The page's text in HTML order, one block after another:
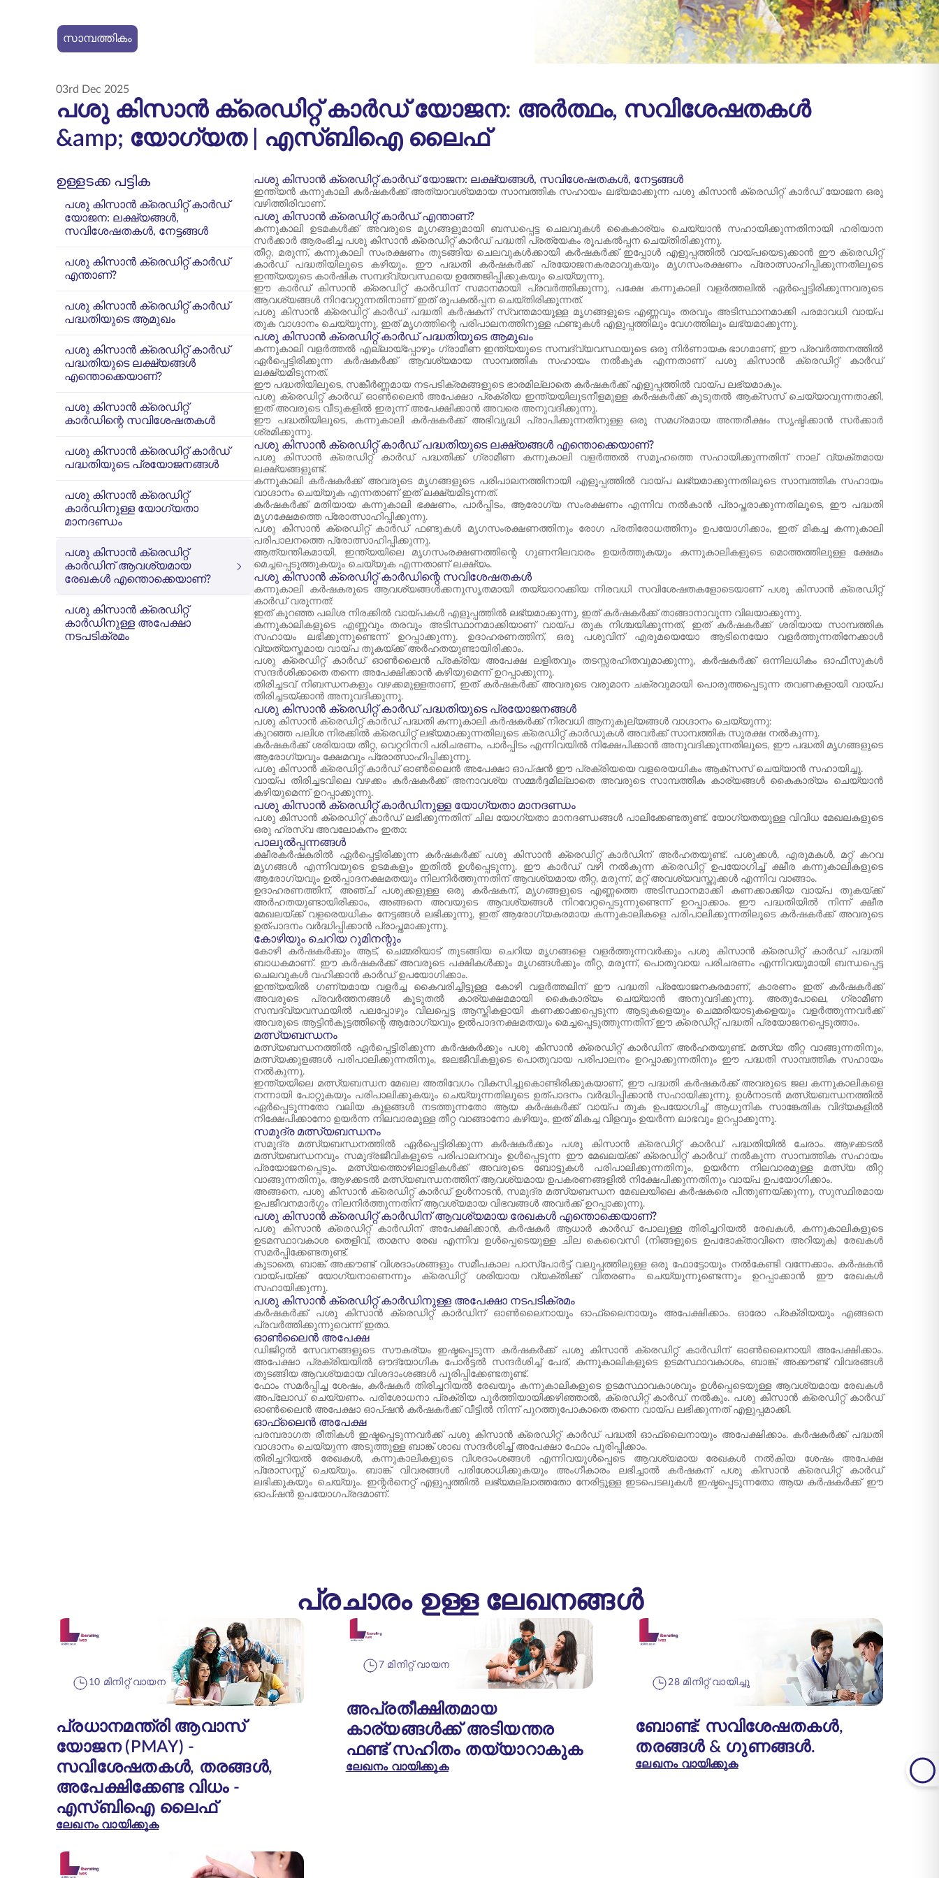
സാമ്പത്തികം
03rd Dec 2025
പശു കിസാൻ ക്രെഡിറ്റ് കാർഡ് യോജന: അർത്ഥം, സവിശേഷതകൾ
&amp; യോഗ്യത | എസ്‌ബി‌ഐ ലൈഫ്
ഉള്ളടക്ക പട്ടിക
പശു കിസാൻ ക്രെഡിറ്റ് കാർഡ്
യോജന: ലക്ഷ്യങ്ങൾ,
സവിശേഷതകൾ, നേട്ടങ്ങൾ
പശു കിസാൻ ക്രെഡിറ്റ് കാർഡ്
എന്താണ്?
പശു കിസാൻ ക്രെഡിറ്റ് കാർഡ്
പദ്ധതിയുടെ ആമുഖം
പശു കിസാൻ ക്രെഡിറ്റ് കാർഡ്
പദ്ധതിയുടെ ലക്ഷ്യങ്ങൾ
എന്തൊക്കെയാണ്?
പശു കിസാൻ ക്രെഡിറ്റ്
കാർഡിന്റെ സവിശേഷതകൾ
പശു കിസാൻ ക്രെഡിറ്റ് കാർഡ്
പദ്ധതിയുടെ പ്രയോജനങ്ങൾ
പശു കിസാൻ ക്രെഡിറ്റ്
കാർഡിനുള്ള യോഗ്യതാ
മാനദണ്ഡം
പശു കിസാൻ ക്രെഡിറ്റ്
കാർഡിന് ആവശ്യമായ
രേഖകൾ എന്തൊക്കെയാണ്?
പശു കിസാൻ ക്രെഡിറ്റ്
കാർഡിനുള്ള അപേക്ഷാ
നടപടിക്രമം
പശു കിസാൻ ക്രെഡിറ്റ് കാർഡ് യോജന: ലക്ഷ്യങ്ങൾ, സവിശേഷതകൾ, നേട്ടങ്ങൾ
ഇന്ത്യൻ കന്നുകാലി കർഷകർക്ക് അത്യാവശ്യമായ സാമ്പത്തിക സഹായം ലഭ്യമാക്കുന്ന പശു കിസാൻ ക്രെഡിറ്റ് കാർഡ് യോജന ഒരു
വഴിത്തിരിവാണ്.
പശു കിസാൻ ക്രെഡിറ്റ് കാർഡ് എന്താണ്?
കന്നുകാലി ഉടമകൾക്ക് അവരുടെ മൃഗങ്ങളുമായി ബന്ധപ്പെട്ട ചെലവുകൾ കൈകാര്യം ചെയ്യാൻ സഹായിക്കുന്നതിനായി ഹരിയാന
സർക്കാർ ആരംഭിച്ച പശു കിസാൻ ക്രെഡിറ്റ് കാർഡ് പദ്ധതി പ്രത്യേകം രൂപകൽപ്പന ചെയ്‌തിരിക്കുന്നു.
തീറ്റ, മരുന്ന്, കന്നുകാലി സംരക്ഷണം തുടങ്ങിയ ചെലവുകൾക്കായി കർഷകർക്ക് ഇപ്പോൾ എളുപ്പത്തിൽ വായ്പയെടുക്കാൻ ഈ ക്രെഡിറ്റ്
കാർഡ് പദ്ധതിയിലൂടെ കഴിയും. ഈ പദ്ധതി കർഷകർക്ക് പ്രയോജനകരമാവുകയും മൃഗസംരക്ഷണം പ്രോത്സാഹിപ്പിക്കുന്നതിലൂടെ
ഇന്ത്യയുടെ കാർഷിക സമ്പദ്‌വ്യവസ്ഥയെ ഉത്തേജിപ്പിക്കുകയും ചെയ്യുന്നു.
ഈ കാർഡ് കിസാൻ ക്രെഡിറ്റ് കാർഡിന് സമാനമായി പ്രവർത്തിക്കുന്നു, പക്ഷേ കന്നുകാലി വളർത്തലിൽ ഏർപ്പെട്ടിരിക്കുന്നവരുടെ
ആവശ്യങ്ങൾ നിറവേറ്റുന്നതിനാണ് ഇത് രൂപകൽപ്പന ചെയ്തിരിക്കുന്നത്.
പശു കിസാൻ ക്രെഡിറ്റ് കാർഡ് പദ്ധതി കർഷകന് സ്വന്തമായുള്ള മൃഗങ്ങളുടെ എണ്ണവും തരവും അടിസ്ഥാനമാക്കി പരമാവധി വായ്പ
തുക വാഗ്ദാനം ചെയ്യുന്നു, ഇത് മൃഗത്തിന്റെ പരിപാലനത്തിനുള്ള ഫണ്ടുകൾ എളുപ്പത്തിലും വേഗത്തിലും ലഭ്യമാക്കുന്നു.
പശു കിസാൻ ക്രെഡിറ്റ് കാർഡ് പദ്ധതിയുടെ ആമുഖം
കന്നുകാലി വളർത്തൽ എല്ലായ്‌പ്പോഴും ഗ്രാമീണ ഇന്ത്യയുടെ സമ്പദ്‌വ്യവസ്ഥയുടെ ഒരു നിർണായക ഭാഗമാണ്, ഈ പ്രവർത്തനത്തിൽ
ഏർപ്പെട്ടിരിക്കുന്ന കർഷകർക്ക് ആവശ്യമായ സാമ്പത്തിക സഹായം നൽകുക എന്നതാണ് പശു കിസാൻ ക്രെഡിറ്റ് കാർഡ്
ലക്ഷ്യമിടുന്നത്.
ഈ പദ്ധതിയിലൂടെ, സങ്കീർണ്ണമായ നടപടിക്രമങ്ങളുടെ ഭാരമില്ലാതെ കർഷകർക്ക് എളുപ്പത്തിൽ വായ്പ ലഭ്യമാകും.
പശു ക്രെഡിറ്റ് കാർഡ് ഓൺലൈൻ അപേക്ഷാ പ്രക്രിയ ഇന്ത്യയിലുടനീളമുള്ള കർഷകർക്ക് കൂടുതൽ ആക്‌സസ് ചെയ്യാവുന്നതാക്കി,
ഇത് അവരുടെ വീടുകളിൽ ഇരുന്ന് അപേക്ഷിക്കാൻ അവരെ അനുവദിക്കുന്നു.
ഈ പദ്ധതിയിലൂടെ, കന്നുകാലി കർഷകർക്ക് അഭിവൃദ്ധി പ്രാപിക്കുന്നതിനുള്ള ഒരു സമഗ്രമായ അന്തരീക്ഷം സൃഷ്ടിക്കാൻ സർക്കാർ
ശ്രമിക്കുന്നു.
പശു കിസാൻ ക്രെഡിറ്റ് കാർഡ് പദ്ധതിയുടെ ലക്ഷ്യങ്ങൾ എന്തൊക്കെയാണ്?
പശു കിസാൻ ക്രെഡിറ്റ് കാർഡ് പദ്ധതിക്ക് ഗ്രാമീണ കന്നുകാലി വളർത്തൽ സമൂഹത്തെ സഹായിക്കുന്നതിന് നാല് വ്യക്തമായ
ലക്ഷ്യങ്ങളുണ്ട്.
കന്നുകാലി കർഷകർക്ക് അവരുടെ മൃഗങ്ങളുടെ പരിപാലനത്തിനായി എളുപ്പത്തിൽ വായ്പ ലഭ്യമാക്കുന്നതിലൂടെ സാമ്പത്തിക സഹായം
വാഗ്ദാനം ചെയ്യുക എന്നതാണ് ഇത് ലക്ഷ്യമിടുന്നത്.
കർഷകർക്ക് മതിയായ കന്നുകാലി ഭക്ഷണം, പാർപ്പിടം, ആരോഗ്യ സംരക്ഷണം എന്നിവ നൽകാൻ പ്രാപ്തരാക്കുന്നതിലൂടെ, ഈ പദ്ധതി
മൃഗക്ഷേമത്തെ പ്രോത്സാഹിപ്പിക്കുന്നു.
പശു കിസാൻ ക്രെഡിറ്റ് കാർഡ് ഫണ്ടുകൾ മൃഗസംരക്ഷണത്തിനും രോഗ പ്രതിരോധത്തിനും ഉപയോഗിക്കാം, ഇത് മികച്ച കന്നുകാലി
പരിപാലനത്തെ പ്രോത്സാഹിപ്പിക്കുന്നു.
ആത്യന്തികമായി, ഇന്ത്യയിലെ മൃഗസംരക്ഷണത്തിന്റെ ഗുണനിലവാരം ഉയർത്തുകയും കന്നുകാലികളുടെ മൊത്തത്തിലുള്ള ക്ഷേമം
മെച്ചപ്പെടുത്തുകയും ചെയ്യുക എന്നതാണ് ലക്ഷ്യം.
പശു കിസാൻ ക്രെഡിറ്റ് കാർഡിന്റെ സവിശേഷതകൾ
കന്നുകാലി കർഷകരുടെ ആവശ്യങ്ങൾക്കനുസൃതമായി തയ്യാറാക്കിയ നിരവധി സവിശേഷതകളോടെയാണ് പശു കിസാൻ ക്രെഡിറ്റ്
കാർഡ് വരുന്നത്:
ഇത് കുറഞ്ഞ പലിശ നിരക്കിൽ വായ്പകൾ എളുപ്പത്തിൽ ലഭ്യമാക്കുന്നു, ഇത് കർഷകർക്ക് താങ്ങാനാവുന്ന വിലയാക്കുന്നു.
കന്നുകാലികളുടെ എണ്ണവും തരവും അടിസ്ഥാനമാക്കിയാണ് വായ്പ തുക നിശ്ചയിക്കുന്നത്, ഇത് കർഷകർക്ക് ശരിയായ സാമ്പത്തിക
സഹായം ലഭിക്കുന്നുണ്ടെന്ന് ഉറപ്പാക്കുന്നു. ഉദാഹരണത്തിന്, ഒരു പശുവിന് എരുമയെയോ ആടിനെയോ വളർത്തുന്നതിനേക്കാൾ
വ്യത്യസ്തമായ വായ്പ തുകയ്ക്ക് അർഹതയുണ്ടായിരിക്കാം.
പശു ക്രെഡിറ്റ് കാർഡ് ഓൺലൈൻ പ്രക്രിയ അപേക്ഷ ലളിതവും തടസ്സരഹിതവുമാക്കുന്നു, കർഷകർക്ക് ഒന്നിലധികം ഓഫീസുകൾ
സന്ദർശിക്കാതെ തന്നെ അപേക്ഷിക്കാൻ കഴിയുമെന്ന് ഉറപ്പാക്കുന്നു.
തിരിച്ചടവ് നിബന്ധനകളും വഴക്കമുള്ളതാണ്, ഇത് കർഷകർക്ക് അവരുടെ വരുമാന ചക്രവുമായി പൊരുത്തപ്പെടുന്ന തവണകളായി വായ്പ
തിരിച്ചടയ്ക്കാൻ അനുവദിക്കുന്നു.
പശു കിസാൻ ക്രെഡിറ്റ് കാർഡ് പദ്ധതിയുടെ പ്രയോജനങ്ങൾ
പശു കിസാൻ ക്രെഡിറ്റ് കാർഡ് പദ്ധതി കന്നുകാലി കർഷകർക്ക് നിരവധി ആനുകൂല്യങ്ങൾ വാഗ്ദാനം ചെയ്യുന്നു:
കുറഞ്ഞ പലിശ നിരക്കിൽ ക്രെഡിറ്റ് ലഭ്യമാക്കുന്നതിലൂടെ ക്രെഡിറ്റ് കാർഡുകൾ അവർക്ക് സാമ്പത്തിക സുരക്ഷ നൽകുന്നു.
കർഷകർക്ക് ശരിയായ തീറ്റ, വെറ്ററിനറി പരിചരണം, പാർപ്പിടം എന്നിവയിൽ നിക്ഷേപിക്കാൻ അനുവദിക്കുന്നതിലൂടെ, ഈ പദ്ധതി മൃഗങ്ങളുടെ
ആരോഗ്യവും ക്ഷേമവും പ്രോത്സാഹിപ്പിക്കുന്നു.
പശു കിസാൻ ക്രെഡിറ്റ് കാർഡ് ഓൺലൈൻ അപേക്ഷാ ഓപ്ഷൻ ഈ പ്രക്രിയയെ വളരെയധികം ആക്‌സസ് ചെയ്യാൻ സഹായിച്ചു.
വായ്പ തിരിച്ചടവിലെ വഴക്കം കർഷകർക്ക് അനാവശ്യ സമ്മർദ്ദമില്ലാതെ അവരുടെ സാമ്പത്തിക കാര്യങ്ങൾ കൈകാര്യം ചെയ്യാൻ
കഴിയുമെന്ന് ഉറപ്പാക്കുന്നു.
പശു കിസാൻ ക്രെഡിറ്റ് കാർഡിനുള്ള യോഗ്യതാ മാനദണ്ഡം
പശു കിസാൻ ക്രെഡിറ്റ് കാർഡ് ലഭിക്കുന്നതിന് ചില യോഗ്യതാ മാനദണ്ഡങ്ങൾ പാലിക്കേണ്ടതുണ്ട്. യോഗ്യതയുള്ള വിവിധ മേഖലകളുടെ
ഒരു ഹ്രസ്വ അവലോകനം ഇതാ:
പാലുൽപ്പന്നങ്ങൾ
ക്ഷീരകർഷകരിൽ ഏർപ്പെട്ടിരിക്കുന്ന കർഷകർക്ക് പശു കിസാൻ ക്രെഡിറ്റ് കാർഡിന് അർഹതയുണ്ട്. പശുക്കൾ, എരുമകൾ, മറ്റ് കറവ
മൃഗങ്ങൾ എന്നിവയുടെ ഉടമകളും ഇതിൽ ഉൾപ്പെടുന്നു. ഈ കാർഡ് വഴി നൽകുന്ന ക്രെഡിറ്റ് ഉപയോഗിച്ച് ക്ഷീര കന്നുകാലികളുടെ
ആരോഗ്യവും ഉൽപ്പാദനക്ഷമതയും നിലനിർത്തുന്നതിന് ആവശ്യമായ തീറ്റ, മരുന്ന്, മറ്റ് അവശ്യവസ്തുക്കൾ എന്നിവ വാങ്ങാം.
ഉദാഹരണത്തിന്, അഞ്ച് പശുക്കളുള്ള ഒരു കർഷകന്, മൃഗങ്ങളുടെ എണ്ണത്തെ അടിസ്ഥാനമാക്കി കണക്കാക്കിയ വായ്പ തുകയ്ക്ക്
അർഹതയുണ്ടായിരിക്കാം, അങ്ങനെ അവയുടെ ആവശ്യങ്ങൾ നിറവേറ്റപ്പെടുന്നുണ്ടെന്ന് ഉറപ്പാക്കാം. ഈ പദ്ധതിയിൽ നിന്ന് ക്ഷീര
മേഖലയ്ക്ക് വളരെയധികം നേട്ടങ്ങൾ ലഭിക്കുന്നു, ഇത് ആരോഗ്യകരമായ കന്നുകാലികളെ പരിപാലിക്കുന്നതിലൂടെ കർഷകർക്ക് അവരുടെ
ഉത്പാദനം വർദ്ധിപ്പിക്കാൻ പ്രാപ്തമാക്കുന്നു.
കോഴിയും ചെറിയ റുമിനന്റും
കോഴി കർഷകർക്കും ആട്, ചെമ്മരിയാട് തുടങ്ങിയ ചെറിയ മൃഗങ്ങളെ വളർത്തുന്നവർക്കും പശു കിസാൻ ക്രെഡിറ്റ് കാർഡ് പദ്ധതി
ബാധകമാണ്. ഈ കർഷകർക്ക് അവരുടെ പക്ഷികൾക്കും മൃഗങ്ങൾക്കും തീറ്റ, മരുന്ന്, പൊതുവായ പരിചരണം എന്നിവയുമായി ബന്ധപ്പെട്ട
ചെലവുകൾ വഹിക്കാൻ കാർഡ് ഉപയോഗിക്കാം.
ഇന്ത്യയിൽ ഗണ്യമായ വളർച്ച കൈവരിച്ചിട്ടുള്ള കോഴി വളർത്തലിന് ഈ പദ്ധതി പ്രയോജനകരമാണ്, കാരണം ഇത് കർഷകർക്ക്
അവരുടെ പ്രവർത്തനങ്ങൾ കൂടുതൽ കാര്യക്ഷമമായി കൈകാര്യം ചെയ്യാൻ അനുവദിക്കുന്നു. അതുപോലെ, ഗ്രാമീണ
സമ്പദ്‌വ്യവസ്ഥയിൽ പലപ്പോഴും വിലപ്പെട്ട ആസ്തികളായി കണക്കാക്കപ്പെടുന്ന ആടുകളെയും ചെമ്മരിയാടുകളെയും വളർത്തുന്നവർക്ക്
അവരുടെ ആട്ടിൻകൂട്ടത്തിന്റെ ആരോഗ്യവും ഉൽപാദനക്ഷമതയും മെച്ചപ്പെടുത്തുന്നതിന് ഈ ക്രെഡിറ്റ് പദ്ധതി പ്രയോജനപ്പെടുത്താം.
മത്സ്യബന്ധനം
മത്സ്യബന്ധനത്തിൽ ഏർപ്പെട്ടിരിക്കുന്ന കർഷകർക്കും പശു കിസാൻ ക്രെഡിറ്റ് കാർഡിന് അർഹതയുണ്ട്. മത്സ്യ തീറ്റ വാങ്ങുന്നതിനും,
മത്സ്യക്കുളങ്ങൾ പരിപാലിക്കുന്നതിനും, ജലജീവികളുടെ പൊതുവായ പരിപാലനം ഉറപ്പാക്കുന്നതിനും ഈ പദ്ധതി സാമ്പത്തിക സഹായം
നൽകുന്നു.
ഇന്ത്യയിലെ മത്സ്യബന്ധന മേഖല അതിവേഗം വികസിച്ചുകൊണ്ടിരിക്കുകയാണ്, ഈ പദ്ധതി കർഷകർക്ക് അവരുടെ ജല കന്നുകാലികളെ
നന്നായി പോറ്റുകയും പരിപാലിക്കുകയും ചെയ്യുന്നതിലൂടെ ഉത്പാദനം വർദ്ധിപ്പിക്കാൻ സഹായിക്കുന്നു. ഉൾനാടൻ മത്സ്യബന്ധനത്തിൽ
ഏർപ്പെടുന്നതോ വലിയ കുളങ്ങൾ നടത്തുന്നതോ ആയ കർഷകർക്ക് വായ്പ തുക ഉപയോഗിച്ച് ആധുനിക സാങ്കേതിക വിദ്യകളിൽ
നിക്ഷേപിക്കാനോ ഉയർന്ന നിലവാരമുള്ള തീറ്റ വാങ്ങാനോ കഴിയും, ഇത് മികച്ച വിളവും ഉയർന്ന ലാഭവും ഉറപ്പാക്കുന്നു.
സമുദ്ര മത്സ്യബന്ധനം
സമുദ്ര മത്സ്യബന്ധനത്തിൽ ഏർപ്പെട്ടിരിക്കുന്ന കർഷകർക്കും പശു കിസാൻ ക്രെഡിറ്റ് കാർഡ് പദ്ധതിയിൽ ചേരാം. ആഴക്കടൽ
മത്സ്യബന്ധനവും സമുദ്രജീവികളുടെ പരിപാലനവും ഉൾപ്പെടുന്ന ഈ മേഖലയ്ക്ക് ക്രെഡിറ്റ് കാർഡ് നൽകുന്ന സാമ്പത്തിക സഹായം
പ്രയോജനപ്പെടും. മത്സ്യത്തൊഴിലാളികൾക്ക് അവരുടെ ബോട്ടുകൾ പരിപാലിക്കുന്നതിനും, ഉയർന്ന നിലവാരമുള്ള മത്സ്യ തീറ്റ
വാങ്ങുന്നതിനും, ആഴക്കടൽ മത്സ്യബന്ധനത്തിന് ആവശ്യമായ ഉപകരണങ്ങളിൽ നിക്ഷേപിക്കുന്നതിനും വായ്പ ഉപയോഗിക്കാം.
അങ്ങനെ, പശു കിസാൻ ക്രെഡിറ്റ് കാർഡ് ഉൾനാടൻ, സമുദ്ര മത്സ്യബന്ധന മേഖലയിലെ കർഷകരെ പിന്തുണയ്ക്കുന്നു, സുസ്ഥിരമായ
ഉപജീവനമാർഗ്ഗം നിലനിർത്തുന്നതിന് ആവശ്യമായ വിഭവങ്ങൾ അവർക്ക് ഉറപ്പാക്കുന്നു.
പശു കിസാൻ ക്രെഡിറ്റ് കാർഡിന് ആവശ്യമായ രേഖകൾ എന്തൊക്കെയാണ്?
പശു കിസാൻ ക്രെഡിറ്റ് കാർഡിന് അപേക്ഷിക്കാൻ, കർഷകർ ആധാർ കാർഡ് പോലുള്ള തിരിച്ചറിയൽ രേഖകൾ, കന്നുകാലികളുടെ
ഉടമസ്ഥാവകാശ തെളിവ്, താമസ രേഖ എന്നിവ ഉൾപ്പെടെയുള്ള ചില കെ‌വൈ‌സി (നിങ്ങളുടെ ഉപഭോക്താവിനെ അറിയുക) രേഖകൾ
സമർപ്പിക്കേണ്ടതുണ്ട്.
കൂടാതെ, ബാങ്ക് അക്കൗണ്ട് വിശദാംശങ്ങളും സമീപകാല പാസ്‌പോർട്ട് വലുപ്പത്തിലുള്ള ഒരു ഫോട്ടോയും നൽകേണ്ടി വന്നേക്കാം. കർഷകൻ
വായ്പയ്ക്ക് യോഗ്യനാണെന്നും ക്രെഡിറ്റ് ശരിയായ വ്യക്തിക്ക് വിതരണം ചെയ്യുന്നുണ്ടെന്നും ഉറപ്പാക്കാൻ ഈ രേഖകൾ
സഹായിക്കുന്നു.
പശു കിസാൻ ക്രെഡിറ്റ് കാർഡിനുള്ള അപേക്ഷാ നടപടിക്രമം
കർഷകർക്ക് പശു കിസാൻ ക്രെഡിറ്റ് കാർഡിന് ഓൺലൈനായും ഓഫ്‌ലൈനായും അപേക്ഷിക്കാം. ഓരോ പ്രക്രിയയും എങ്ങനെ
പ്രവർത്തിക്കുന്നുവെന്ന് ഇതാ.
ഓൺലൈൻ അപേക്ഷ
ഡിജിറ്റൽ സേവനങ്ങളുടെ സൗകര്യം ഇഷ്ടപ്പെടുന്ന കർഷകർക്ക് പശു കിസാൻ ക്രെഡിറ്റ് കാർഡിന് ഓൺലൈനായി അപേക്ഷിക്കാം.
അപേക്ഷാ പ്രക്രിയയിൽ ഔദ്യോഗിക പോർട്ടൽ സന്ദർശിച്ച് പേര്, കന്നുകാലികളുടെ ഉടമസ്ഥാവകാശം, ബാങ്ക് അക്കൗണ്ട് വിവരങ്ങൾ
തുടങ്ങിയ ആവശ്യമായ വിശദാംശങ്ങൾ പൂരിപ്പിക്കേണ്ടതുണ്ട്.
ഫോം സമർപ്പിച്ച ശേഷം, കർഷകർ തിരിച്ചറിയൽ രേഖയും കന്നുകാലികളുടെ ഉടമസ്ഥാവകാശവും ഉൾപ്പെടെയുള്ള ആവശ്യമായ രേഖകൾ
അപ്‌ലോഡ് ചെയ്യണം. പരിശോധനാ പ്രക്രിയ പൂർത്തിയായിക്കഴിഞ്ഞാൽ, ക്രെഡിറ്റ് കാർഡ് നൽകും. പശു കിസാൻ ക്രെഡിറ്റ് കാർഡ്
ഓൺലൈൻ അപേക്ഷാ ഓപ്ഷൻ കർഷകർക്ക് വീട്ടിൽ നിന്ന് പുറത്തുപോകാതെ തന്നെ വായ്പ ലഭിക്കുന്നത് എളുപ്പമാക്കി.
ഓഫ്‌ലൈൻ അപേക്ഷ
പരമ്പരാഗത രീതികൾ ഇഷ്ടപ്പെടുന്നവർക്ക് പശു കിസാൻ ക്രെഡിറ്റ് കാർഡ് പദ്ധതി ഓഫ്‌ലൈനായും അപേക്ഷിക്കാം. കർഷകർക്ക് പദ്ധതി
വാഗ്ദാനം ചെയ്യുന്ന അടുത്തുള്ള ബാങ്ക് ശാഖ സന്ദർശിച്ച് അപേക്ഷാ ഫോം പൂരിപ്പിക്കാം.
തിരിച്ചറിയൽ രേഖകൾ, കന്നുകാലികളുടെ വിശദാംശങ്ങൾ എന്നിവയുൾപ്പെടെ ആവശ്യമായ രേഖകൾ നൽകിയ ശേഷം അപേക്ഷ
പ്രോസസ്സ് ചെയ്യും. ബാങ്ക് വിവരങ്ങൾ പരിശോധിക്കുകയും അംഗീകാരം ലഭിച്ചാൽ കർഷകന് പശു കിസാൻ ക്രെഡിറ്റ് കാർഡ്
ലഭിക്കുകയും ചെയ്യും. ഇന്റർനെറ്റ് എളുപ്പത്തിൽ ലഭ്യമല്ലാത്തതോ നേരിട്ടുള്ള ഇടപെടലുകൾ ഇഷ്ടപ്പെടുന്നതോ ആയ കർഷകർക്ക് ഈ
ഓപ്ഷൻ ഉപയോഗപ്രദമാണ്.
പ്രചാരം ഉള്ള ലേഖനങ്ങൾ
10 മിനിറ്റ് വായന
പ്രധാനമന്ത്രി ആവാസ്
യോജന (PMAY) -
സവിശേഷതകൾ, തരങ്ങൾ,
അപേക്ഷിക്കേണ്ട വിധം -
എസ്‌ബി‌ഐ ലൈഫ്
ലേഖനം വായിക്കുക
7 മിനിറ്റ് വായന
അപ്രതീക്ഷിതമായ
കാര്യങ്ങൾക്ക് അടിയന്തര
ഫണ്ട് സഹിതം തയ്യാറാകുക
ലേഖനം വായിക്കുക
28 മിനിറ്റ് വായിച്ചു
ബോണ്ട്: സവിശേഷതകൾ,
തരങ്ങൾ & ഗുണങ്ങൾ.
ലേഖനം വായിക്കുക